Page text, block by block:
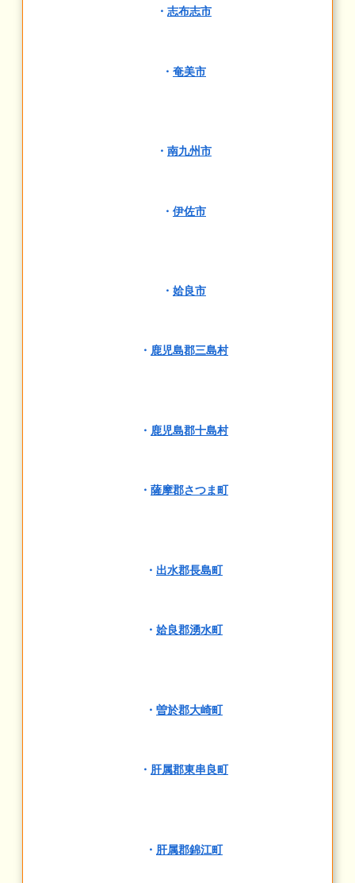
・ 志布志市
・ 奄美市
・ 南九州市
・ 伊佐市
・ 姶良市
・ 鹿児島郡三島村
・ 鹿児島郡十島村
・ 薩摩郡さつま町
・ 出水郡長島町
・ 姶良郡湧水町
・ 曽於郡大崎町
・ 肝属郡東串良町
・ 肝属郡錦江町